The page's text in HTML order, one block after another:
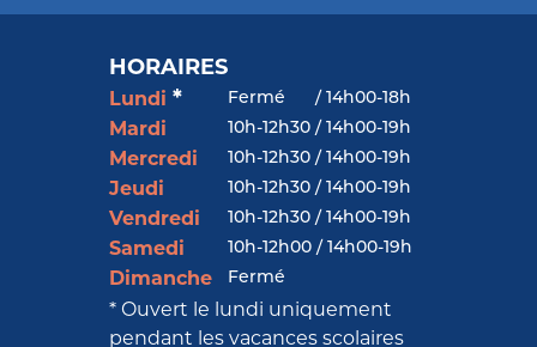
HORAIRES
Lundi *
Mardi
Mercredi
Jeudi
Vendredi
Samedi
Dimanche
Fermé / 14h00-18h
10h-12h30 / 14h00-19h
10h-12h30 / 14h00-19h
10h-12h30 / 14h00-19h
10h-12h30 / 14h00-19h
10h-12h00 / 14h00-19h
Fermé
* Ouvert le lundi uniquement
pendant les vacances scolaires